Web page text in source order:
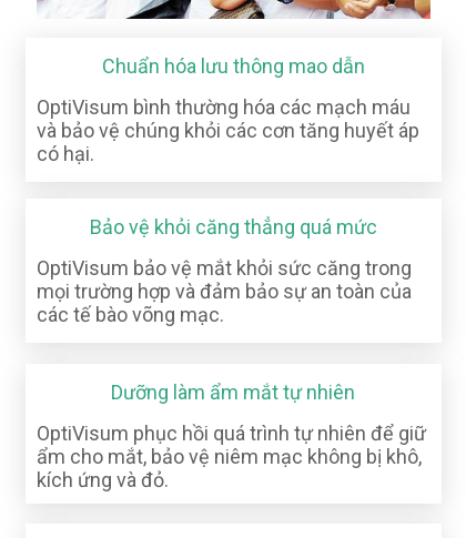
Chuẩn hóa lưu thông mao dẫn
OptiVisum bình thường hóa các mạch máu
và bảo vệ chúng khỏi các cơn tăng huyết áp
có hại.
Bảo vệ khỏi căng thẳng quá mức
OptiVisum bảo vệ mắt khỏi sức căng trong
mọi trường hợp và đảm bảo sự an toàn của
các tế bào võng mạc.
Dưỡng làm ẩm mắt tự nhiên
OptiVisum phục hồi quá trình tự nhiên để giữ
ẩm cho mắt, bảo vệ niêm mạc không bị khô,
kích ứng và đỏ.